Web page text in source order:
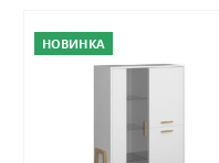
НОВИНКА